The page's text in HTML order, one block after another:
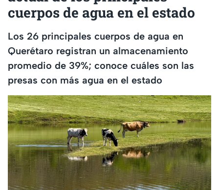
cuerpos de agua en el estado
Los 26 principales cuerpos de agua en
Querétaro registran un almacenamiento
promedio de 39%; conoce cuáles son las
presas con más agua en el estado